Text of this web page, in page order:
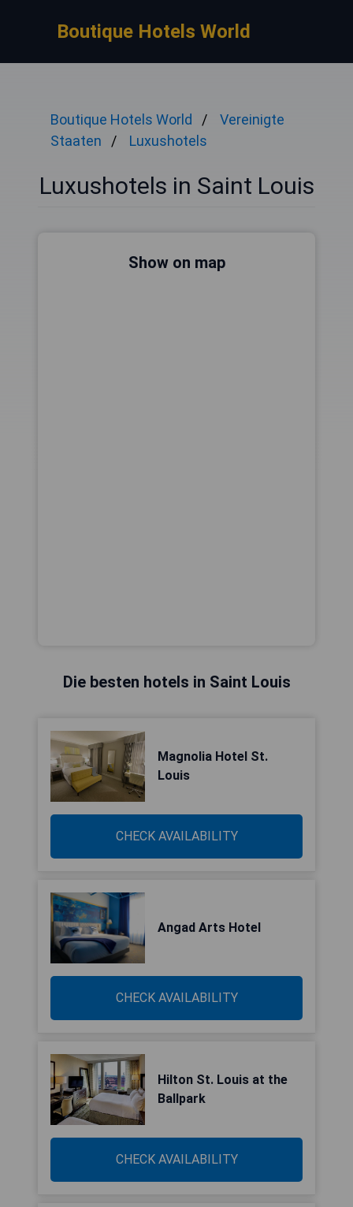
Boutique Hotels World
Boutique Hotels World
Vereinigte
Staaten
Luxushotels
Luxushotels in Saint Louis
Show on map
Die besten hotels in Saint Louis
Magnolia Hotel St.
Louis
CHECK AVAILABILITY
Angad Arts Hotel
CHECK AVAILABILITY
Hilton St. Louis at the
Ballpark
CHECK AVAILABILITY